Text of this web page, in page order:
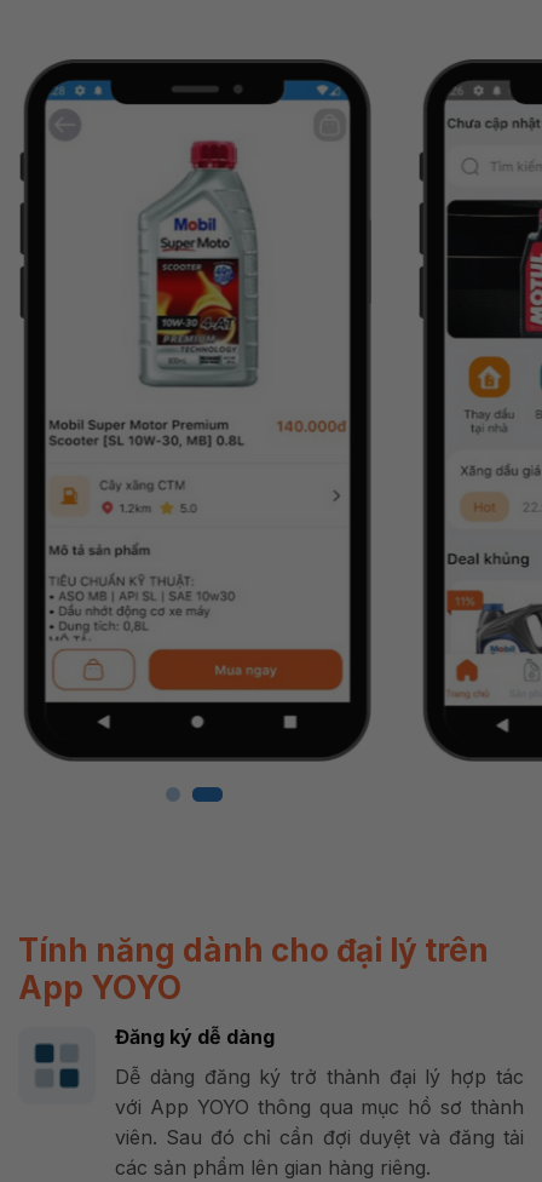
Tính năng dành cho đại lý trên
App YOYO
Đăng ký dễ dàng
Dễ dàng đăng ký trở thành đại lý hợp tác
với App YOYO thông qua mục hồ sơ thành
viên. Sau đó chỉ cần đợi duyệt và đăng tải
các sản phẩm lên gian hàng riêng.